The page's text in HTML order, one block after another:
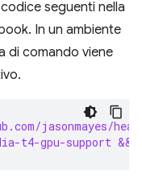
seguenti nella
In un ambiente
di comando viene
jasonmayes/
t4-gpu-support